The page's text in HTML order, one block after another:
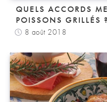
QUELS ACCORDS
POISSONS GRILLÉS ?
8 août 2018